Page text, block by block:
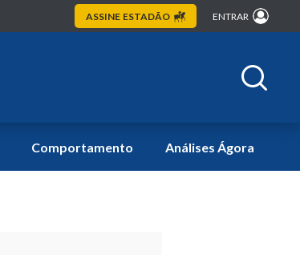
ASSINE ESTADÃO ENTRAR
Comportamento Análises Ágora